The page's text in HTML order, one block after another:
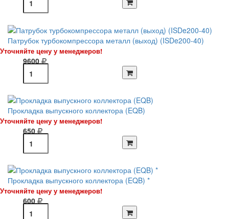
Патрубок турбокомпрессора металл (выход) (ISDe200-40)
Уточняйте цену у менеджеров!
9600
Прокладка выпускного коллектора (EQB)
Уточняйте цену у менеджеров!
650
Прокладка выпускного коллектора (EQB) *
Уточняйте цену у менеджеров!
600